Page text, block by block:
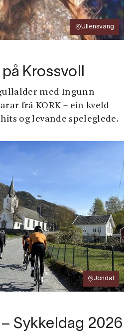
Ullensvang
Krossvoll
med Ingunn
frå KORK – ein kveld
og levande speleglede.
Jondal
Sykkeldag 2026